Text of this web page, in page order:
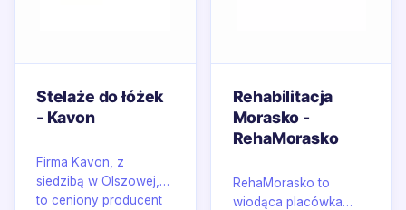
Stelaże do łóżek
- Kavon
Firma Kavon, z
siedzibą w Olszowej,
to ceniony producent
Rehabilitacja
Morasko -
RehaMorasko
RehaMorasko to
wiodąca placówka